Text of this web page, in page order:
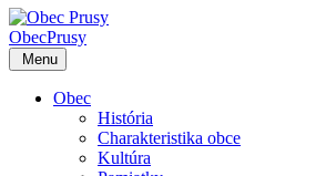
ObecPrusy
Menu
Obec
História
Charakteristika obce
Kultúra